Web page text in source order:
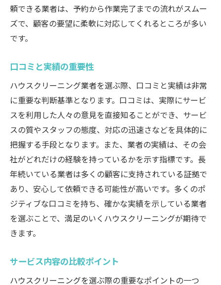
頼できる業者は、予約から作業完了までの流れがスムー
ズで、顧客の要望に柔軟に対応してくれるところが多い
です。
口コミと実績の重要性
ハウスクリーニング業者を選ぶ際、口コミと実績は非常
に重要な判断基準となります。口コミは、実際にサービ
スを利用した人々の意見を直接知ることができ、サービ
スの質やスタッフの態度、対応の迅速さなどを具体的に
把握する手段となります。また、業者の実績は、その会
社がどれだけの経験を持っているかを示す指標です。長
年続いている業者は多くの顧客に支持されている証拠で
あり、安心して依頼できる可能性が高いです。多くのポ
ジティブな口コミを持ち、確かな実績を示している業者
を選ぶことで、満足のいくハウスクリーニングが期待で
きます。
サービス内容の比較ポイント
ハウスクリーニングを選ぶ際の重要なポイントの一つ